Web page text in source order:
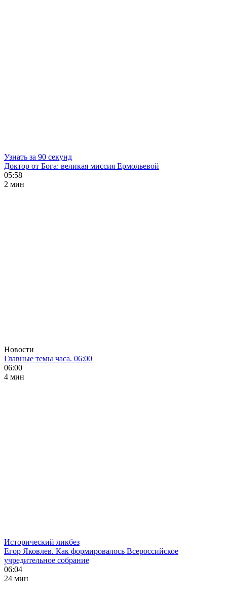
Узнать за 90 секунд
Доктор от Бога: великая миссия Ермольевой
05:58
2 мин
Новости
Главные темы часа. 06:00
06:00
4 мин
Исторический ликбез
Егор Яковлев. Как формировалось Всероссийское
учредительное собрание
06:04
24 мин